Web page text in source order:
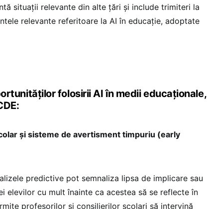
situații relevante din alte țări și include trimiteri la
relevante referitoare la AI în educație, adoptate
folosirii AI în medii educaționale,
și sisteme de avertisment timpuriu (early
predictive pot semnaliza lipsa de implicare sau
elevilor cu mult înainte ca acestea să se reflecte în
profesorilor și consilierilor școlari să intervină